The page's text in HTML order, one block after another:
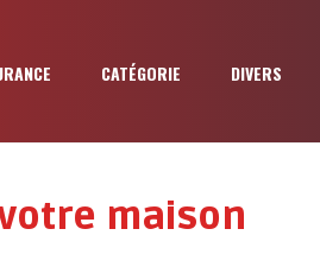
CATÉGORIE DIVERS
maison